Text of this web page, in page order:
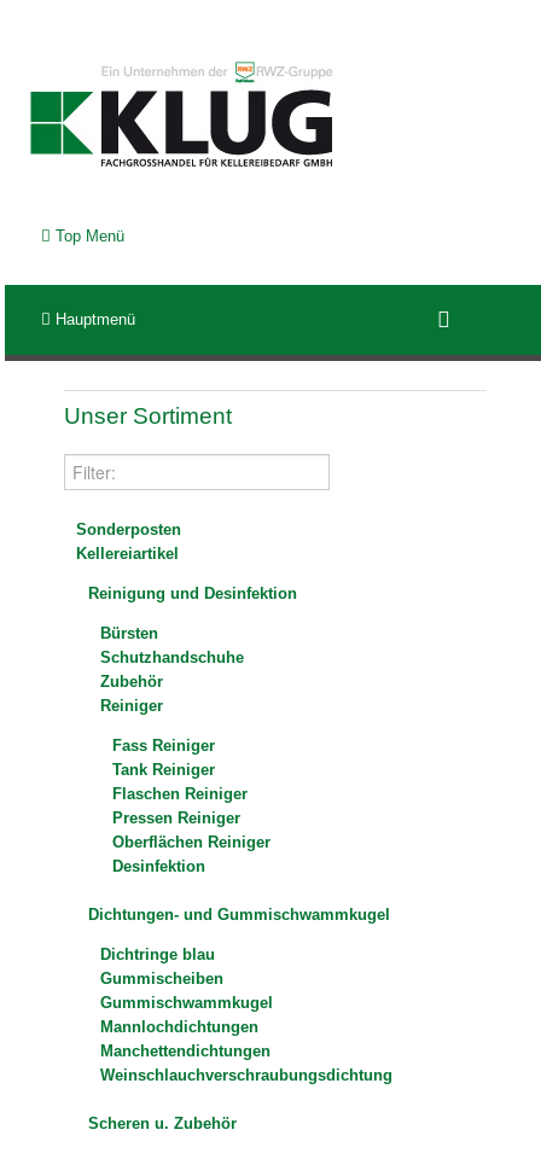
Top Menü
Hauptmenü
Unser Sortiment
Sonderposten
Kellereiartikel
Reinigung und Desinfektion
Bürsten
Schutzhandschuhe
Zubehör
Reiniger
Fass Reiniger
Tank Reiniger
Flaschen Reiniger
Pressen Reiniger
Oberflächen Reiniger
Desinfektion
Dichtungen- und Gummischwammkugel
Dichtringe blau
Gummischeiben
Gummischwammkugel
Mannlochdichtungen
Manchettendichtungen
Weinschlauchverschraubungsdichtung
Scheren u. Zubehör